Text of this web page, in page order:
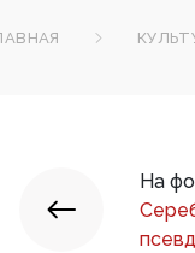
На